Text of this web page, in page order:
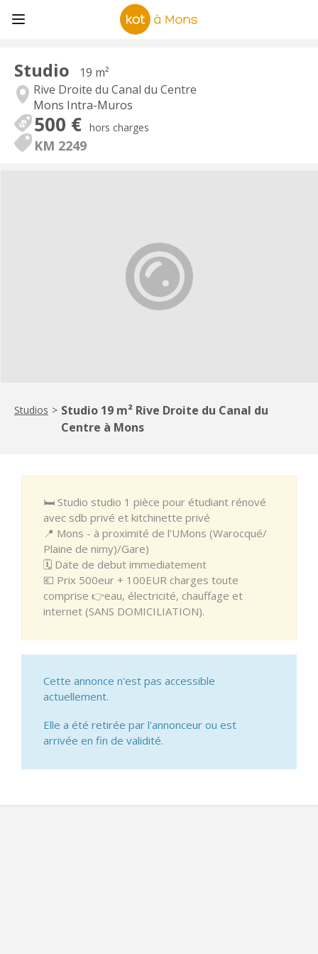
Studio
19 m²
Rive Droite du Canal du Centre
Mons Intra-Muros
500 € hors charges
KM 2249
Studios > Studio 19 m² Rive Droite du Canal du
Centre à Mons
🛏️ Studio studio 1 pièce pour étudiant rénové
avec sdb privé et kitchinette privé
📍 Mons - à proximité de l'UMons (Warocqué/
Plaine de nimy)/Gare)
🗓️ Date de debut immediatement
💶 Prix 500eur + 100EUR charges toute
comprise 👉eau, électricité, chauffage et
internet (SANS DOMICILIATION).
Cette annonce n'est pas accessible
actuellement.
Elle a été retirée par l'annonceur ou est
arrivée en fin de validité.